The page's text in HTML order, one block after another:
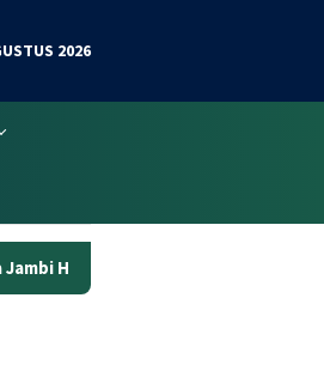
2026
Lengkap Jadwal Pesawat dari